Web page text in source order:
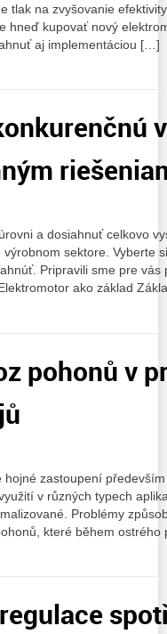
tlak na zvyšovanie
hneď kupovať nový
aj implementáciou […]
a dosiahnuť celkovo
sektore. Vyberte
Pripravili sme pre vás
ako základ
pohonů v
zastoupení
v různých typech
Problémy
které během